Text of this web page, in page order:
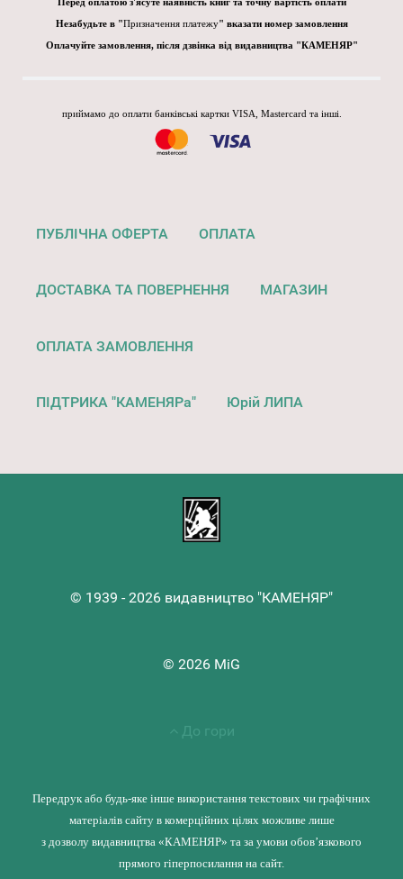
Перед оплатою з'ясуте наявність книг та точну вартість оплати
Незабудьте в "Призначення платежу" вказати номер замовлення
Оплачуйте замовлення, після дзвінка від видавництва "КАМЕНЯР"
приймамо до оплати банківські картки VISA, Mastercard та інші.
ПУБЛІЧНА ОФЕРТА ОПЛАТА
ДОСТАВКА ТА ПОВЕРНЕННЯ МАГАЗИН
ОПЛАТА ЗАМОВЛЕННЯ
ПІДТРИКА "КАМЕНЯРа" Юрій ЛИПА
© 1939 - 2026 видавництво "КАМЕНЯР"
© 2026 MiG
До гори
Передрук або будь-яке інше використання текстових чи графічних
матеріалів сайту в комерційних цілях можливе лише
з дозволу видавництва «КАМЕНЯР» та за умови обов’язкового
прямого гіперпосилання на сайт.